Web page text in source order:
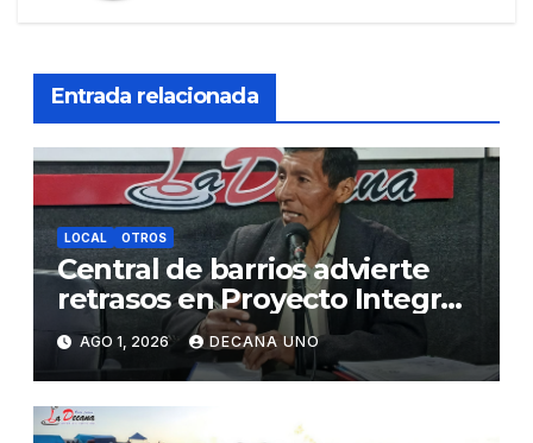
Entrada relacionada
LOCAL OTROS
Central de barrios advierte
retrasos en Proyecto Integral
de Agua y Alcantarillado para
Juliaca
AGO 1, 2026 DECANA UNO